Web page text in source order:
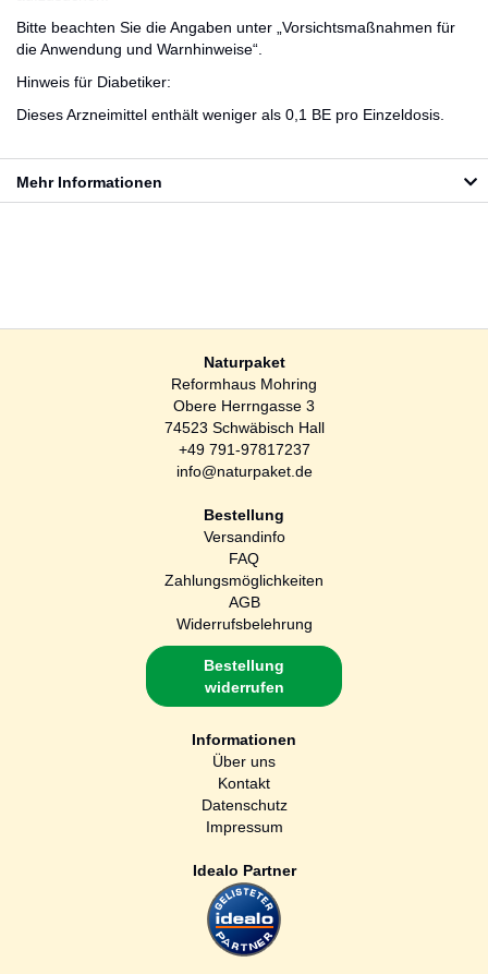
Bitte beachten Sie die Angaben unter „Vorsichtsmaßnahmen für
die Anwendung und Warnhinweise“.
Hinweis für Diabetiker:
Dieses Arzneimittel enthält weniger als 0,1 BE pro Einzeldosis.
Mehr Informationen
Naturpaket
Reformhaus Mohring
Obere Herrngasse 3
74523 Schwäbisch Hall
+49 791-97817237
info@naturpaket.de
Bestellung
Versandinfo
FAQ
Zahlungsmöglichkeiten
AGB
Widerrufsbelehrung
Bestellung
widerrufen
Informationen
Über uns
Kontakt
Datenschutz
Impressum
Idealo Partner